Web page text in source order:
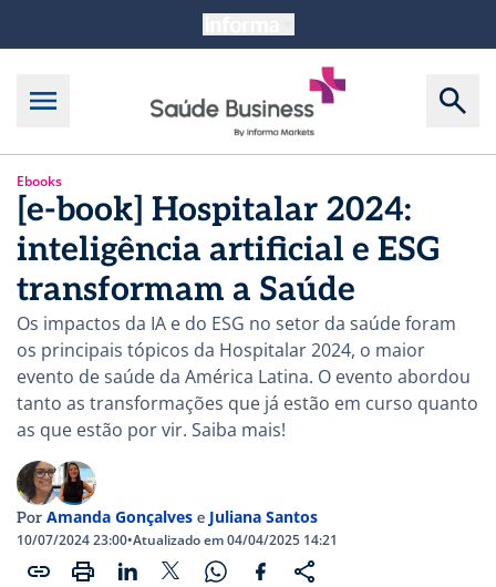
Ebooks
[e-book] Hospitalar 2024:
inteligência artificial e ESG
transformam a Saúde
Os impactos da IA e do ESG no setor da saúde foram
os principais tópicos da Hospitalar 2024, o maior
evento de saúde da América Latina. O evento abordou
tanto as transformações que já estão em curso quanto
as que estão por vir. Saiba mais!
Por Amanda Gonçalves e Juliana Santos
10/07/2024 23:00•Atualizado em 04/04/2025 14:21